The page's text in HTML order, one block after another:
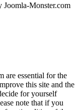
Joomla-Monster.com
are essential for the
this site and the
for yourself
note that if you